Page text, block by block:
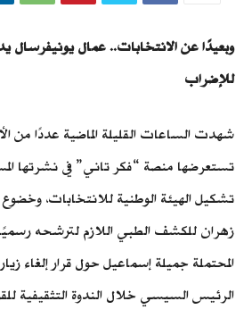
وبعيدًا عن الانتخابات.. عمال يونيفرسال
للإضراب
شهدت الساعات القليلة الماضية عددًا من
تستعرضها منصة “فكر تاني” في نشرتها
تشكيل الهيئة الوطنية للانتخابات،
زهران للكشف الطبي اللازم لترشحه
المحتملة جميلة إسماعيل حول قرار إلغاء
الرئيس السيسي خلال الندوة التثقيفية